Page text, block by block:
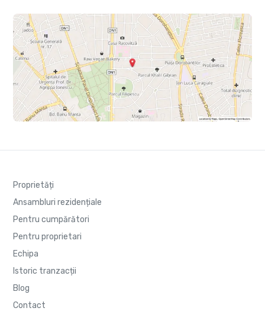
Proprietăți
Ansambluri rezidențiale
Pentru cumpărători
Pentru proprietari
Echipa
Istoric tranzacții
Blog
Contact